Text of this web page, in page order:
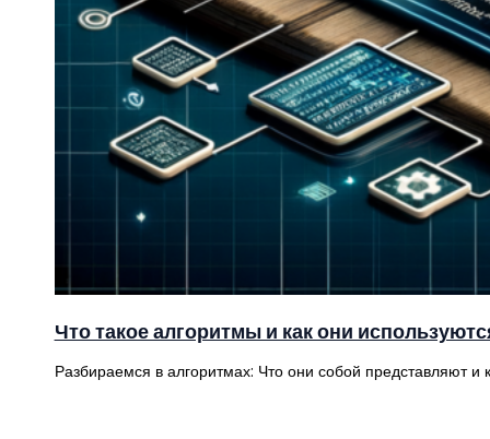
Что такое алгоритмы и как они
Разбираемся в алгоритмах: Что они собой представляют